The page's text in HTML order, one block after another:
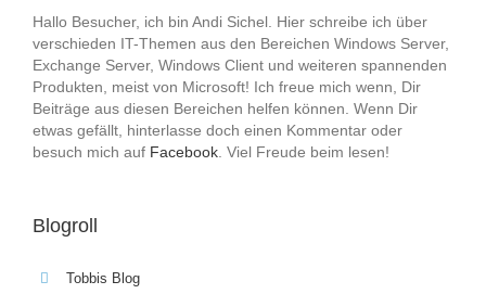
Hallo Besucher, ich bin Andi Sichel. Hier schreibe ich über
verschieden IT-Themen aus den Bereichen Windows Server,
Exchange Server, Windows Client und weiteren spannenden
Produkten, meist von Microsoft! Ich freue mich wenn, Dir
Beiträge aus diesen Bereichen helfen können. Wenn Dir
etwas gefällt, hinterlasse doch einen Kommentar oder
besuch mich auf Facebook . Viel Freude beim lesen!
Blogroll
Tobbis Blog